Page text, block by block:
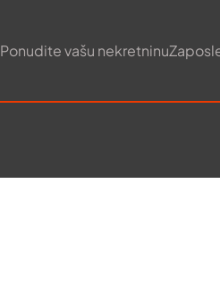
Ponudite vašu nekretninu